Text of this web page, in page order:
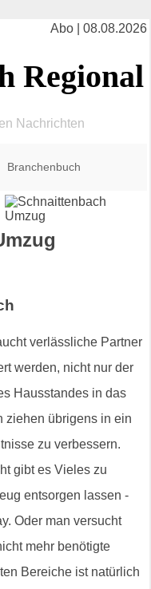
Abo | 08.08.2026
Regional
Nachrichten
Branchenbuch
verlässliche Partner
werden, nicht nur der
Hausstandes in das
ziehen übrigens in ein
zu verbessern.
gibt es Vieles zu
entsorgen lassen -
Oder man versucht
mehr benötigte
Bereiche ist natürlich